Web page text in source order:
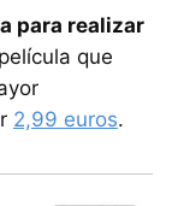
para realizar
que
2,99 euros.